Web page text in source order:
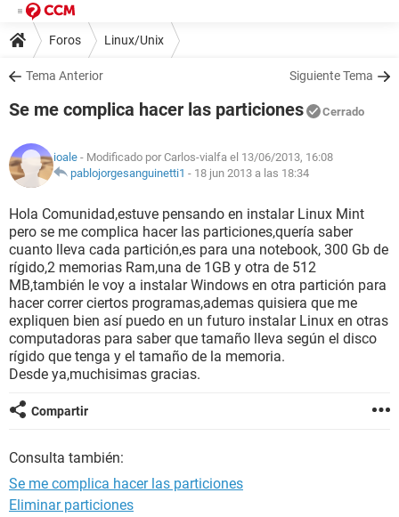
Foros Linux/Unix
Tema Anterior Siguiente Tema
Se me complica hacer las particiones Cerrado
ioale - Modificado por Carlos-vialfa el 13/06/2013, 16:08
pablojorgesanguinetti1 - 18 jun 2013 a las 18:34
Hola Comunidad,estuve pensando en instalar Linux Mint
pero se me complica hacer las particiones,quería saber
cuanto lleva cada partición,es para una notebook, 300 Gb de
rígido,2 memorias Ram,una de 1GB y otra de 512
MB,también le voy a instalar Windows en otra partición para
hacer correr ciertos programas,ademas quisiera que me
expliquen bien así puedo en un futuro instalar Linux en otras
computadoras para saber que tamaño lleva según el disco
rígido que tenga y el tamaño de la memoria.
Desde ya,muchisimas gracias.
Compartir
Consulta también:
Se me complica hacer las particiones
Eliminar particiones